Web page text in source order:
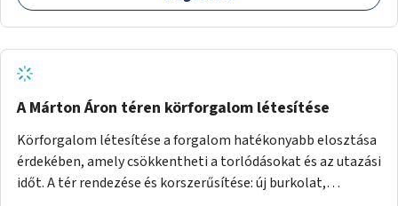
A Márton Áron téren körforgalom létesítése
Körforgalom létesítése a forgalom hatékonyabb elosztása
érdekében, amely csökkentheti a torlódásokat és az utazási
időt. A tér rendezése és korszerűsítése: új burkolat,